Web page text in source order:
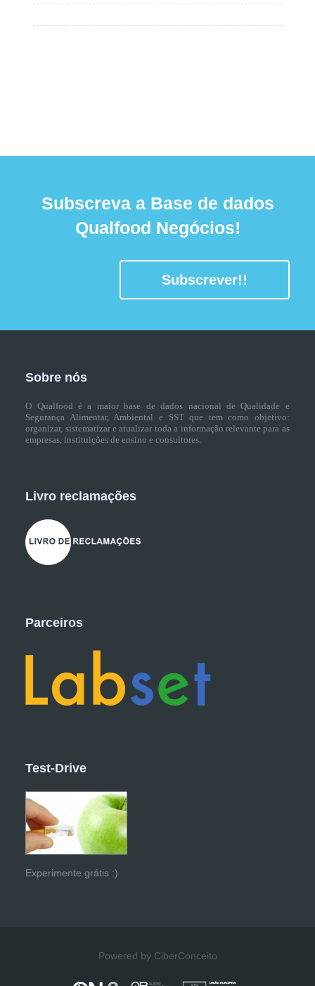
Subscreva a Base de dados
Qualfood Negócios!
Subscrever!!
Sobre nós
O Qualfood é a maior base de dados nacional de Qualidade e
Segurança Alimentar, Ambiental e SST que tem como objetivo:
organizar, sistematizar e atualizar toda a informação relevante para as
empresas, instituições de ensino e consultores.
Livro reclamações
Parceiros
Test-Drive
Experimente grátis :)
Powered by CiberConceito